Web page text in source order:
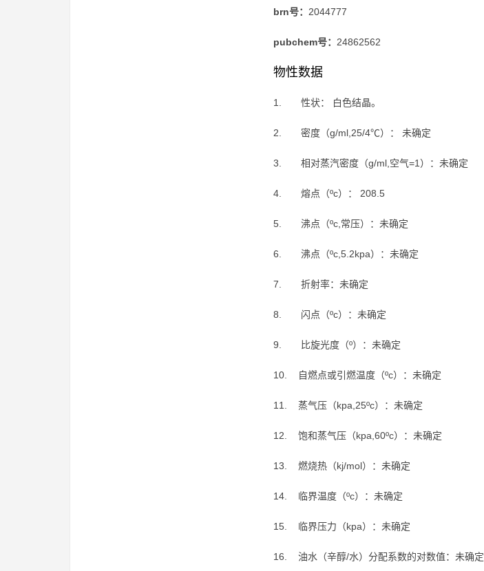
brn号： 2044777
pubchem号： 24862562
物性数据
1. 性状： 白色结晶。
2. 密度（g/ml,25/4℃）： 未确定
3. 相对蒸汽密度（g/ml,空气=1）：未确定
4. 熔点（ºc）： 208.5
5. 沸点（ºc,常压）：未确定
6. 沸点（ºc,5.2kpa）：未确定
7. 折射率：未确定
8. 闪点（ºc）：未确定
9. 比旋光度（º）：未确定
10. 自燃点或引燃温度（ºc）：未确定
11. 蒸气压（kpa,25ºc）：未确定
12. 饱和蒸气压（kpa,60ºc）：未确定
13. 燃烧热（kj/mol）：未确定
14. 临界温度（ºc）：未确定
15. 临界压力（kpa）：未确定
16. 油水（辛醇/水）分配系数的对数值：未确定